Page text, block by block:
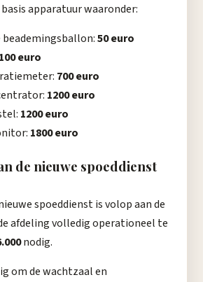
apparatuur waaronder:
beademingsballon:50 euro
100 euro
700 euro
1200 euro
1200 euro
1800 euro
de nieuwe spoeddienst
spoeddienst is volop aan de
afdeling volledig operationeel te
nodig.
om de wachtzaal en